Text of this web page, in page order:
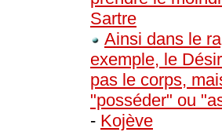
Sartre
Ainsi dans le
exemple, le
pas le corps,
"posséder" ou
- Kojève